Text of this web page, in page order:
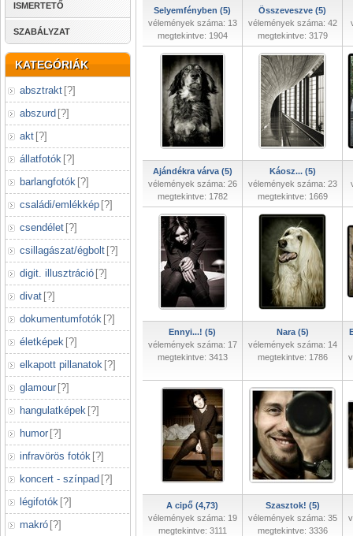
ISMERTETŐ
SZABÁLYZAT
KATEGÓRIÁK
absztrakt [?]
abszurd [?]
akt [?]
állatfotók [?]
barlangfotók [?]
családi/emlékkép [?]
csendélet [?]
csillagászat/égbolt [?]
digit. illusztráció [?]
divat [?]
dokumentumfotók [?]
életképek [?]
elkapott pillanatok [?]
glamour [?]
hangulatképek [?]
humor [?]
infravörös fotók [?]
koncert - színpad [?]
légifotók [?]
makró [?]
Selyemfényben (5)
vélemények száma: 13
megtekintve: 1904
Összeveszve (5)
vélemények száma: 42
megtekintve: 3179
Ajándékra várva (5)
vélemények száma: 26
megtekintve: 1782
Káosz... (5)
vélemények száma: 23
megtekintve: 1669
Ennyi...! (5)
vélemények száma: 17
megtekintve: 3413
Nara (5)
vélemények száma: 14
megtekintve: 1786
A cipő (4,73)
vélemények száma: 19
megtekintve: 3111
Szasztok! (5)
vélemények száma: 35
megtekintve: 3336